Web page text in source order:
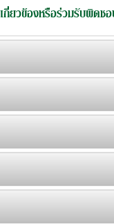
ยวข้องหรือร่วมรับผิดช